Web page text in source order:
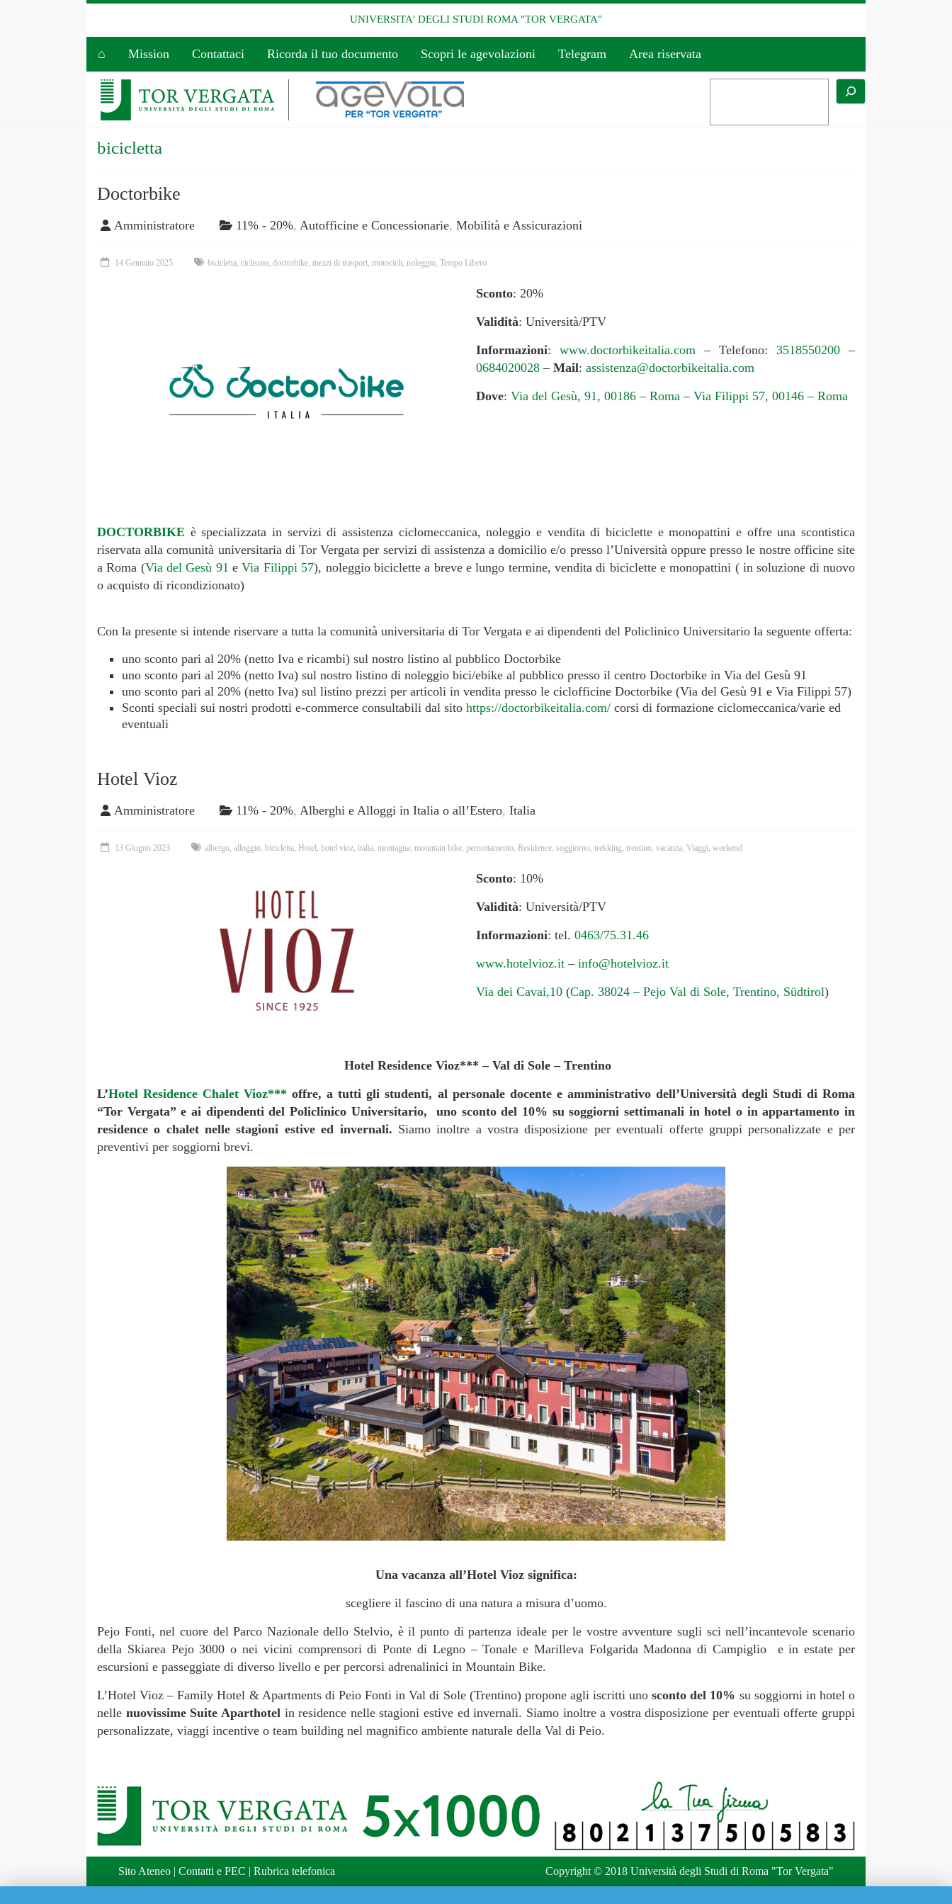
UNIVERSITA' DEGLI STUDI ROMA "TOR VERGATA"
⌂ Mission Contattaci Ricorda il tuo documento Scopri le agevolazioni Telegram Area riservata
bicicletta
Doctorbike
Amministratore 11% - 20%, Autofficine e Concessionarie, Mobilità e Assicurazioni
14 Gennaio 2025 bicicletta, ciclismo, doctorbike, mezzi di trasport, motocicli, noleggio, Tempo Libero
Sconto: 20%
Validità: Università/PTV
Informazioni: www.doctorbikeitalia.com – Telefono: 3518550200 –
0684020028 – Mail: assistenza@doctorbikeitalia.com
Dove: Via del Gesù, 91, 00186 – Roma – Via Filippi 57, 00146 – Roma
DOCTORBIKE è specializzata in servizi di assistenza ciclomeccanica, noleggio e vendita di biciclette e monopattini e offre una scontistica
riservata alla comunità universitaria di Tor Vergata per servizi di assistenza a domicilio e/o presso l’Università oppure presso le nostre officine site
a Roma (Via del Gesù 91eVia Filippi 57), noleggio biciclette a breve e lungo termine, vendita di biciclette e monopattini ( in soluzione di nuovo
o acquisto di ricondizionato)
Con la presente si intende riservare a tutta la comunità universitaria di Tor Vergata e ai dipendenti del Policlinico Universitario la seguente offerta:
uno sconto pari al 20% (netto Iva e ricambi) sul nostro listino al pubblico Doctorbike
uno sconto pari al 20% (netto Iva) sul nostro listino di noleggio bici/ebike al pubblico presso il centro Doctorbike in Via del Gesù 91
uno sconto pari al 20% (netto Iva) sul listino prezzi per articoli in vendita presso le ciclofficine Doctorbike (Via del Gesù 91 e Via Filippi 57)
Sconti speciali sui nostri prodotti e-commerce consultabili dal sito https://doctorbikeitalia.com/ corsi di formazione ciclomeccanica/varie ed
eventuali
Hotel Vioz
Amministratore 11% - 20%, Alberghi e Alloggi in Italia o all’Estero, Italia
13 Giugno 2023 albergo, alloggio, bicicletta, Hotel, hotel vioz, italia, montagna, mountain bike, pernottamento, Residence, soggiorno, trekking, trentino, vacanza, Viaggi, weekend
Sconto: 10%
Validità: Università/PTV
Informazioni: tel. 0463/75.31.46
www.hotelvioz.it – info@hotelvioz.it
Via dei Cavai,10 (Cap. 38024 – Pejo Val di Sole, Trentino, Südtirol)
Hotel Residence Vioz*** – Val di Sole – Trentino
L’Hotel Residence Chalet Vioz*** offre, a tutti gli studenti, al personale docente e amministrativo dell’Università degli Studi di Roma
“Tor Vergata” e ai dipendenti del Policlinico Universitario, uno sconto del 10% su soggiorni settimanali in hotel o in appartamento in
residence o chalet nelle stagioni estive ed invernali. Siamo inoltre a vostra disposizione per eventuali offerte gruppi personalizzate e per
preventivi per soggiorni brevi.
Una vacanza all’Hotel Vioz significa:
scegliere il fascino di una natura a misura d’uomo.
Pejo Fonti, nel cuore del Parco Nazionale dello Stelvio, è il punto di partenza ideale per le vostre avventure sugli sci nell’incantevole scenario
della Skiarea Pejo 3000 o nei vicini comprensori di Ponte di Legno – Tonale e Marilleva Folgarida Madonna di Campiglio e in estate per
escursioni e passeggiate di diverso livello e per percorsi adrenalinici in Mountain Bike.
L’Hotel Vioz – Family Hotel & Apartments di Peio Fonti in Val di Sole (Trentino) propone agli iscritti unosconto del 10% su soggiorni in hotel o
nelle nuovissime Suite Aparthotel in residence nelle stagioni estive ed invernali. Siamo inoltre a vostra disposizione per eventuali offerte gruppi
personalizzate, viaggi incentive o team building nel magnifico ambiente naturale della Val di Peio.
Sito Ateneo Contatti e PEC Rubrica telefonica Copyright © 2018 Università degli Studi di Roma "Tor Vergata"